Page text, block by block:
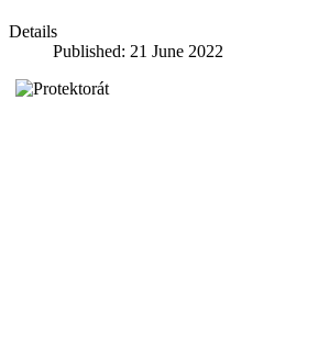
Details
Published: 21 June 2022